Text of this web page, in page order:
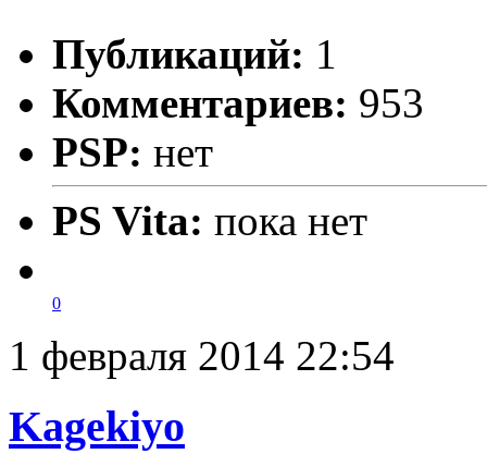
Публикаций: 1
Комментариев: 953
PSP: нет
PS Vita: пока нет
0
1 февраля 2014 22:54
Kagekiyo